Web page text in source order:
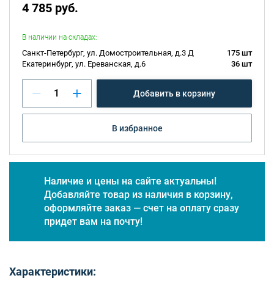
4 785 руб.
В наличии на складах:
Санкт-Петербург, ул. Домостроительная, д.3 Д
175 шт
Екатеринбург, ул. Ереванская, д.6
36 шт
Добавить в корзину
В избранное
Наличие и цены на сайте актуальны!
Добавляйте товар из наличия в корзину,
оформляйте заказ — счет на оплату сразу
придет вам на почту!
Характеристики: